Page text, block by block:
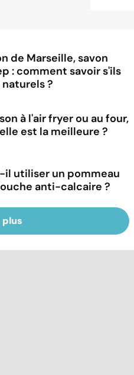
de Marseille, savon
: comment savoir s'ils
?
à l'air fryer ou au four,
est la meilleure ?
il utiliser un pommeau
anti-calcaire ?
plus